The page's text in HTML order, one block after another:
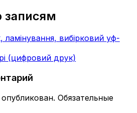
записям
ламінування, вибірковий уф-
(цифровий друк)
Обязательные